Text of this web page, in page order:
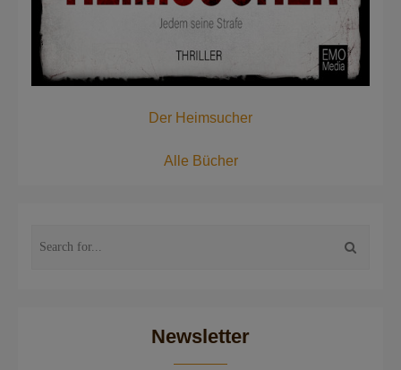
Der Heimsucher
Alle Bücher
Newsletter